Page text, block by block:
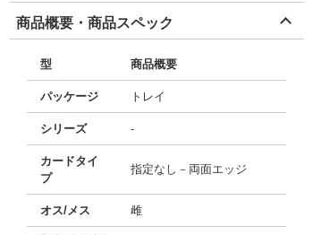
商品概要・商品スペック
型 商品概要
パッケージ トレイ
シリーズ -
カードタイ
プ
指定なし－両面エッジ
オス/メス 雌